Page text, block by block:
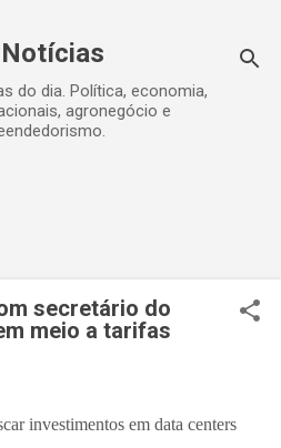
Notícias
do dia. Política, economia,
agronegócio e
secretário do
meio a tarifas
investimentos em data centers